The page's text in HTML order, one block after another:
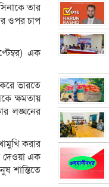
তার
ওপর চাপ
এক
ভারতে
ক্ষমতায়
লঙ্ঘনের
করার
দেওয়া এক
শান্তিতে